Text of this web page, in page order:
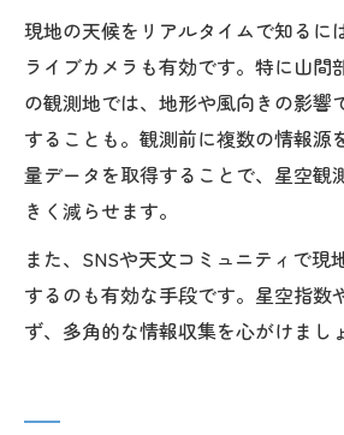
現地の天候をリアルタイムで知るに
ライブカメラも有効です。特に山間
の観測地では、地形や風向きの影響
することも。観測前に複数の情報源
量データを取得することで、星空観
きく減らせます。
また、SNSや天文コミュニティで現
するのも有効な手段です。星空指数
ず、多角的な情報収集を心がけまし